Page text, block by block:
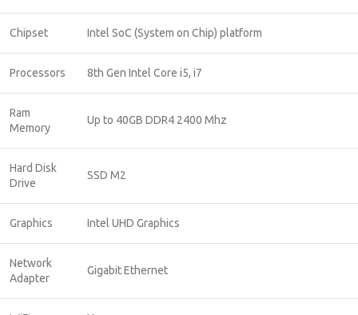
Chipset Intel SoC (System on Chip) platform
Processors 8th Gen Intel Core i5, i7
Ram
Memory
Up to 40GB DDR4 2400 Mhz
Hard Disk
Drive
SSD M2
Graphics Intel UHD Graphics
Network
Adapter
Gigabit Ethernet